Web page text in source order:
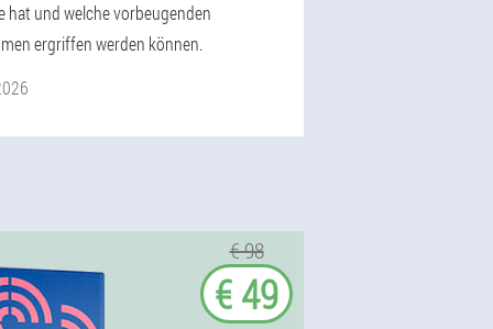
hat und welche vorbeugenden
ergriffen werden können.
€ 98
€ 49